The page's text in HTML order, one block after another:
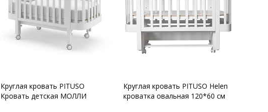
Круглая кровать PITUSO
Кровать детская МОЛЛИ
Круглая кровать PITUSO Helen
кроватка овальная 120*60 см